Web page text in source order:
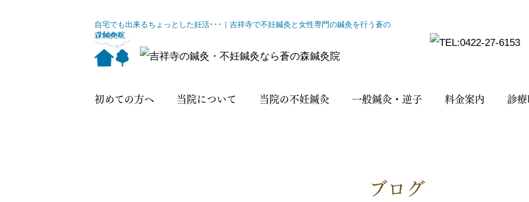
自宅でも出来るちょっとした妊活･･･｜吉祥寺で不妊鍼灸と女性専門の鍼灸を行う蒼の
森鍼灸院
初めての方へ 当院について 当院の不妊鍼灸 一般鍼灸・逆子 料金案内 診
ブログ